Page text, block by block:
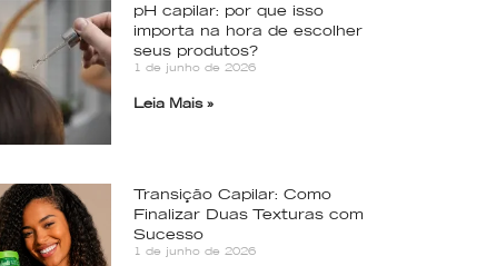
pH capilar: por que isso
importa na hora de escolher
seus produtos?
1 de junho de 2026
Leia Mais »
Transição Capilar: Como
Finalizar Duas Texturas com
Sucesso
1 de junho de 2026